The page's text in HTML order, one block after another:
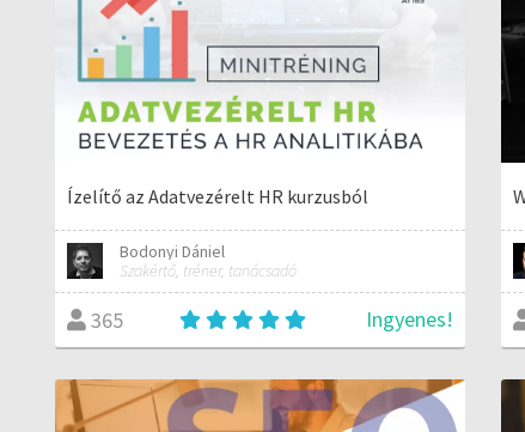
Ízelítő az Adatvezérelt HR kurzusból
Bodonyi Dániel
Szakértő, tréner, tanácsadó
365 Ingyenes!